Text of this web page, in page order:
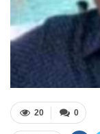
0
20